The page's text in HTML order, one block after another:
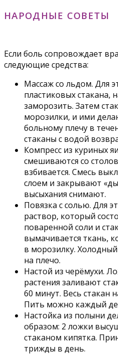
НАРОДНЫЕ СОВЕТЫ
Если боль сопровождает
следующие средства:
Массаж со льдом. Для
пластиковых стакана,
заморозить. Затем
морозилки, и ими
больному плечу в
стаканы с водой
Компресс из куриных
смешиваются со
взбивается. Смесь
слоем и закрывают
высыхания снимают.
Повязка с солью. Для
раствор, который
поваренной соли и
вымачивается ткань,
в морозилку.
на плечо.
Настой из черёмухи.
растения заливают
60 минут. Весь стакан
Пить можно каждый
Настойка из полыни
образом: 2 ложки
стаканом кипятка.
трижды в день.